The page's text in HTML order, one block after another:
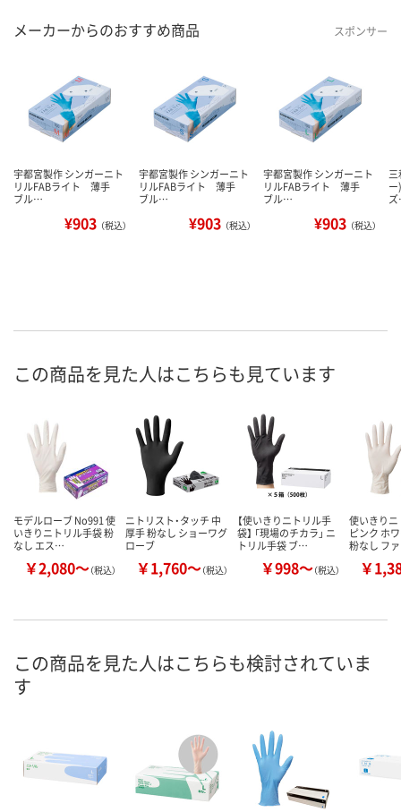
メーカーからのおすすめ商品 スポンサー
宇都宮製作 シンガーニト
リルFABライト 薄手
ブル…
¥903 （税込）
宇都宮製作 シンガーニト
リルFABライト 薄手
ブル…
¥903 （税込）
宇都宮製作 シンガーニト
リルFABライト 薄手
ブル…
¥903 （税込）
この商品を見た人はこちらも見ています
モデルローブ No991 使
いきりニトリル手袋 粉
なし エス…
￥2,080～（税込）
ニトリスト・タッチ 中
厚手 粉なし ショーワグ
ローブ
￥1,760～（税込）
【使いきりニトリル手
袋】 「現場のチカラ」 ニ
トリル手袋 ブ…
￥998～（税込）
使いきり
ピンク ホ
粉なし フ
￥
この商品を見た人はこちらも検討されていま
す